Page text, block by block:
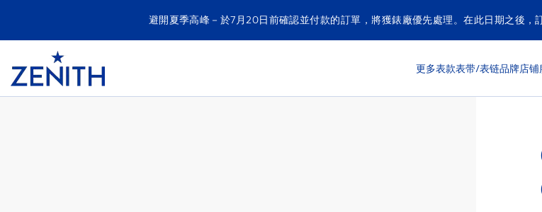
避開夏季高峰－於7月20日前確認並付款的訂單，將獲錶廠優先處理。在此日期之後，
1 更多表款表带/表链品牌店铺
CHRONOMASTER ORIGINAL腕錶